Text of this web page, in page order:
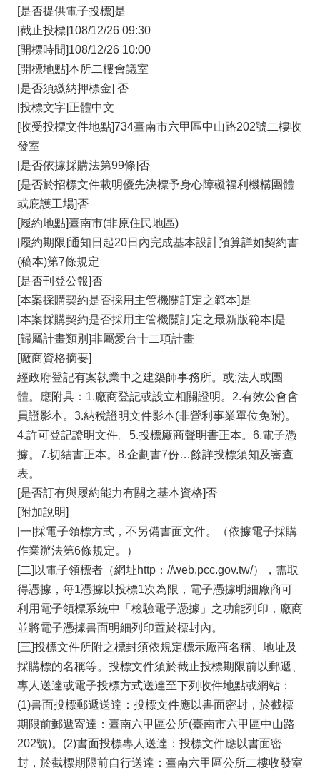
[是否提供電子投標]是
[截止投標]108/12/26 09:30
[開標時間]108/12/26 10:00
[開標地點]本所二樓會議室
[是否須繳納押標金] 否
[投標文字]正體中文
[收受投標文件地點]734臺南市六甲區中山路202號二樓收
發室
[是否依據採購法第99條]否
[是否於招標文件載明優先決標予身心障礙福利機構團體
或庇護工場]否
[履約地點]臺南市(非原住民地區)
[履約期限]通知日起20日內完成基本設計預算詳如契約書
(稿本)第7條規定
[是否刊登公報]否
[本案採購契約是否採用主管機關訂定之範本]是
[本案採購契約是否採用主管機關訂定之最新版範本]是
[歸屬計畫類別]非屬愛台十二項計畫
[廠商資格摘要]
經政府登記有案執業中之建築師事務所。或;法人或團
體。應附具：1.廠商登記或設立相關證明。2.有效公會會
員證影本。3.納稅證明文件影本(非營利事業單位免附)。
4.許可登記證明文件。5.投標廠商聲明書正本。6.電子憑
據。7.切結書正本。8.企劃書7份…餘詳投標須知及審查
表。
[是否訂有與履約能力有關之基本資格]否
[附加說明]
[一]採電子領標方式，不另備書面文件。（依據電子採購
作業辦法第6條規定。）
[二]以電子領標者（網址http：//web.pcc.gov.tw/），需取
得憑據，每1憑據以投標1次為限，電子憑據明細廠商可
利用電子領標系統中「檢驗電子憑據」之功能列印，廠商
並將電子憑據書面明細列印置於標封內。
[三]投標文件所附之標封須依規定標示廠商名稱、地址及
採購標的名稱等。投標文件須於截止投標期限前以郵遞、
專人送達或電子投標方式送達至下列收件地點或網站：
(1)書面投標郵遞送達：投標文件應以書面密封，於截標
期限前郵遞寄達：臺南六甲區公所(臺南市六甲區中山路
202號)。(2)書面投標專人送達：投標文件應以書面密
封，於截標期限前自行送達：臺南六甲區公所二樓收發室